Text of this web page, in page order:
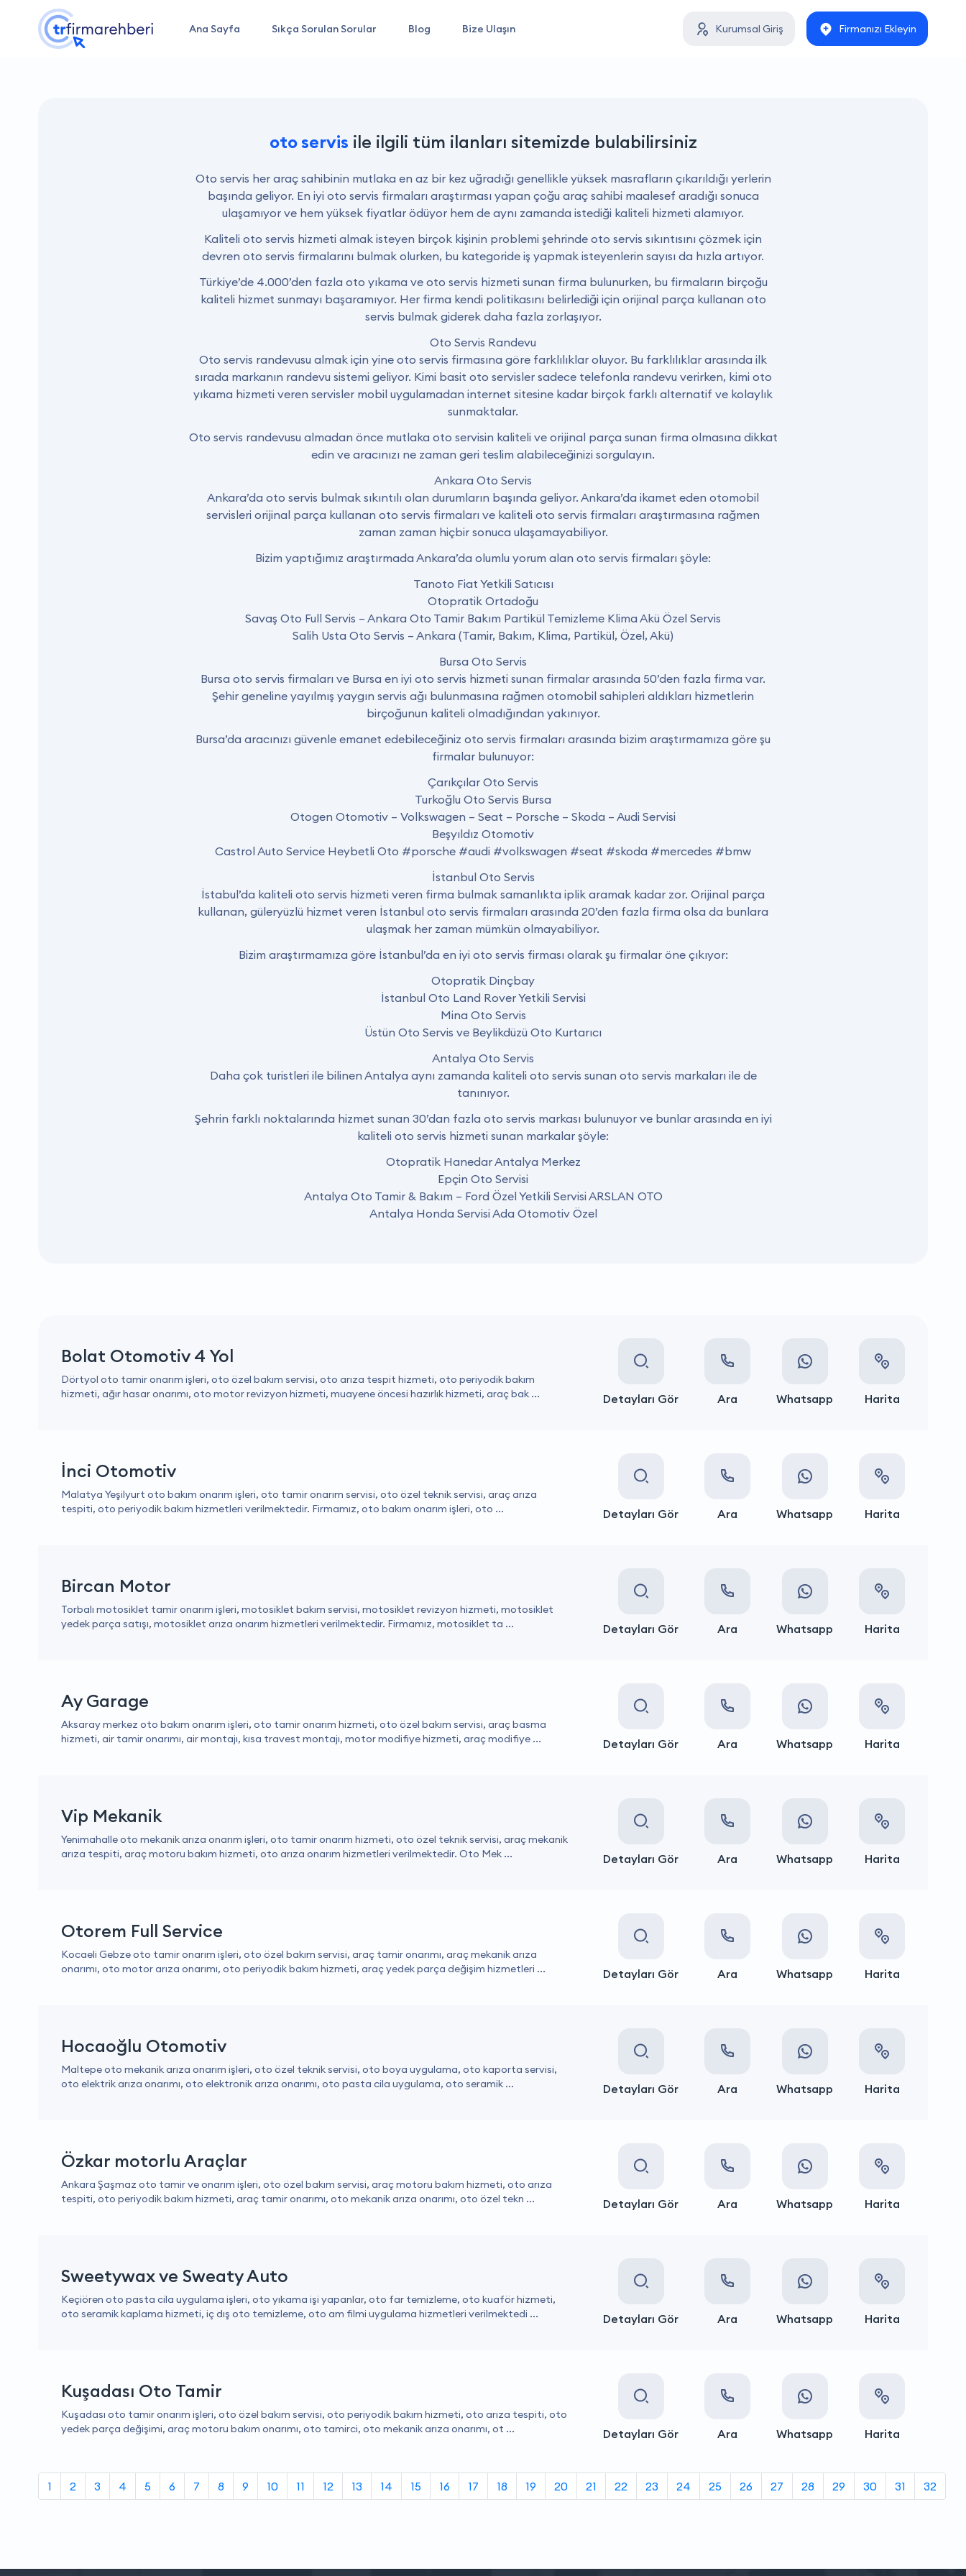
Ana Sayfa Sıkça Sorulan Sorular Blog Bize Ulaşın Kurumsal Giriş Firmanızı Ekleyin
oto servis ile ilgili tüm ilanları sitemizde bulabilirsiniz
Oto servis her araç sahibinin mutlaka en az bir kez uğradığı genellikle yüksek masrafların çıkarıldığı yerlerin
başında geliyor. En iyi oto servis firmaları araştırması yapan çoğu araç sahibi maalesef aradığı sonuca
ulaşamıyor ve hem yüksek fiyatlar ödüyor hem de aynı zamanda istediği kaliteli hizmeti alamıyor.
Kaliteli oto servis hizmeti almak isteyen birçok kişinin problemi şehrinde oto servis sıkıntısını çözmek için
devren oto servis firmalarını bulmak olurken, bu kategoride iş yapmak isteyenlerin sayısı da hızla artıyor.
Türkiye’de 4.000’den fazla oto yıkama ve oto servis hizmeti sunan firma bulunurken, bu firmaların birçoğu
kaliteli hizmet sunmayı başaramıyor. Her firma kendi politikasını belirlediği için orijinal parça kullanan oto
servis bulmak giderek daha fazla zorlaşıyor.
Oto Servis Randevu
Oto servis randevusu almak için yine oto servis firmasına göre farklılıklar oluyor. Bu farklılıklar arasında ilk
sırada markanın randevu sistemi geliyor. Kimi basit oto servisler sadece telefonla randevu verirken, kimi oto
yıkama hizmeti veren servisler mobil uygulamadan internet sitesine kadar birçok farklı alternatif ve kolaylık
sunmaktalar.
Oto servis randevusu almadan önce mutlaka oto servisin kaliteli ve orijinal parça sunan firma olmasına dikkat
edin ve aracınızı ne zaman geri teslim alabileceğinizi sorgulayın.
Ankara Oto Servis
Ankara’da oto servis bulmak sıkıntılı olan durumların başında geliyor. Ankara’da ikamet eden otomobil
servisleri orijinal parça kullanan oto servis firmaları ve kaliteli oto servis firmaları araştırmasına rağmen
zaman zaman hiçbir sonuca ulaşamayabiliyor.
Bizim yaptığımız araştırmada Ankara’da olumlu yorum alan oto servis firmaları şöyle:
Tanoto Fiat Yetkili Satıcısı
Otopratik Ortadoğu
Savaş Oto Full Servis – Ankara Oto Tamir Bakım Partikül Temizleme Klima Akü Özel Servis
Salih Usta Oto Servis – Ankara (Tamir, Bakım, Klima, Partikül, Özel, Akü)
Bursa Oto Servis
Bursa oto servis firmaları ve Bursa en iyi oto servis hizmeti sunan firmalar arasında 50’den fazla firma var.
Şehir geneline yayılmış yaygın servis ağı bulunmasına rağmen otomobil sahipleri aldıkları hizmetlerin
birçoğunun kaliteli olmadığından yakınıyor.
Bursa’da aracınızı güvenle emanet edebileceğiniz oto servis firmaları arasında bizim araştırmamıza göre şu
firmalar bulunuyor:
Çarıkçılar Oto Servis
Turkoğlu Oto Servis Bursa
Otogen Otomotiv – Volkswagen – Seat – Porsche – Skoda – Audi Servisi
Beşyıldız Otomotiv
Castrol Auto Service Heybetli Oto #porsche #audi #volkswagen #seat #skoda #mercedes #bmw
İstanbul Oto Servis
İstabul’da kaliteli oto servis hizmeti veren firma bulmak samanlıkta iplik aramak kadar zor. Orijinal parça
kullanan, güleryüzlü hizmet veren İstanbul oto servis firmaları arasında 20’den fazla firma olsa da bunlara
ulaşmak her zaman mümkün olmayabiliyor.
Bizim araştırmamıza göre İstanbul’da en iyi oto servis firması olarak şu firmalar öne çıkıyor:
Otopratik Dinçbay
İstanbul Oto Land Rover Yetkili Servisi
Mina Oto Servis
Üstün Oto Servis ve Beylikdüzü Oto Kurtarıcı
Antalya Oto Servis
Daha çok turistleri ile bilinen Antalya aynı zamanda kaliteli oto servis sunan oto servis markaları ile de
tanınıyor.
Şehrin farklı noktalarında hizmet sunan 30’dan fazla oto servis markası bulunuyor ve bunlar arasında en iyi
kaliteli oto servis hizmeti sunan markalar şöyle:
Otopratik Hanedar Antalya Merkez
Epçin Oto Servisi
Antalya Oto Tamir & Bakım – Ford Özel Yetkili Servisi ARSLAN OTO
Antalya Honda Servisi Ada Otomotiv Özel
Bolat Otomotiv 4 Yol
Dörtyol oto tamir onarım işleri, oto özel bakım servisi, oto arıza tespit hizmeti, oto periyodik bakım
hizmeti, ağır hasar onarımı, oto motor revizyon hizmeti, muayene öncesi hazırlık hizmeti, araç bak ...
Detayları Gör Ara Whatsapp Harita
İnci Otomotiv
Malatya Yeşilyurt oto bakım onarım işleri, oto tamir onarım servisi, oto özel teknik servisi, araç arıza
tespiti, oto periyodik bakım hizmetleri verilmektedir. Firmamız, oto bakım onarım işleri, oto ...
Detayları Gör Ara Whatsapp Harita
Bircan Motor
Torbalı motosiklet tamir onarım işleri, motosiklet bakım servisi, motosiklet revizyon hizmeti, motosiklet
yedek parça satışı, motosiklet arıza onarım hizmetleri verilmektedir. Firmamız, motosiklet ta ...
Detayları Gör Ara Whatsapp Harita
Ay Garage
Aksaray merkez oto bakım onarım işleri, oto tamir onarım hizmeti, oto özel bakım servisi, araç basma
hizmeti, air tamir onarımı, air montajı, kısa travest montajı, motor modifiye hizmeti, araç modifiye ...
Detayları Gör Ara Whatsapp Harita
Vip Mekanik
Yenimahalle oto mekanik arıza onarım işleri, oto tamir onarım hizmeti, oto özel teknik servisi, araç mekanik
arıza tespiti, araç motoru bakım hizmeti, oto arıza onarım hizmetleri verilmektedir. Oto Mek ...
Detayları Gör Ara Whatsapp Harita
Otorem Full Service
Kocaeli Gebze oto tamir onarım işleri, oto özel bakım servisi, araç tamir onarımı, araç mekanik arıza
onarımı, oto motor arıza onarımı, oto periyodik bakım hizmeti, araç yedek parça değişim hizmetleri ...
Detayları Gör Ara Whatsapp Harita
Hocaoğlu Otomotiv
Maltepe oto mekanik arıza onarım işleri, oto özel teknik servisi, oto boya uygulama, oto kaporta servisi,
oto elektrik arıza onarımı, oto elektronik arıza onarımı, oto pasta cila uygulama, oto seramik ...
Detayları Gör Ara Whatsapp Harita
Özkar motorlu Araçlar
Ankara Şaşmaz oto tamir ve onarım işleri, oto özel bakım servisi, araç motoru bakım hizmeti, oto arıza
tespiti, oto periyodik bakım hizmeti, araç tamir onarımı, oto mekanik arıza onarımı, oto özel tekn ...
Detayları Gör Ara Whatsapp Harita
Sweetywax ve Sweaty Auto
Keçiören oto pasta cila uygulama işleri, oto yıkama işi yapanlar, oto far temizleme, oto kuaför hizmeti,
oto seramik kaplama hizmeti, iç dış oto temizleme, oto am filmi uygulama hizmetleri verilmektedi ...
Detayları Gör Ara Whatsapp Harita
Kuşadası Oto Tamir
Kuşadası oto tamir onarım işleri, oto özel bakım servisi, oto periyodik bakım hizmeti, oto arıza tespiti, oto
yedek parça değişimi, araç motoru bakım onarımı, oto tamirci, oto mekanik arıza onarımı, ot ...
Detayları Gör Ara Whatsapp Harita
1 2 3 4 5 6 7 8 9 10 11 12 13 14 15 16 17 18 19 20 21 22 23 24 25 26 27 28 29 30 31 32